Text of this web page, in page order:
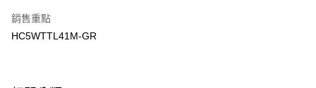
每筆NT$100，滿NT$1,500(含以上)免運費
銷售重點
HC5WTTL41M-GR